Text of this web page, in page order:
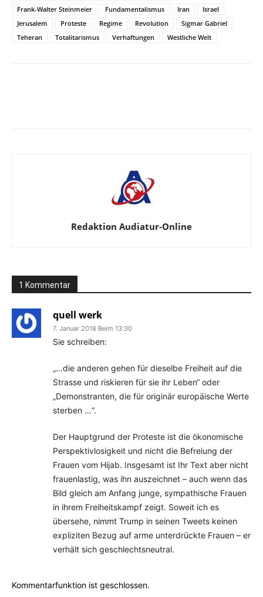
Frank-Walter Steinmeier
Fundamentalismus Iran
Israel
Jerusalem
Proteste Regime Revolution
Sigmar Gabriel
Teheran
Totalitarismus Verhaftungen Westliche Welt
Redaktion Audiatur-Online
1 Kommentar
quell werk
7. Januar 2018 Beim 13:30
Sie schreiben:
„…die anderen gehen für dieselbe Freiheit auf die
Strasse und riskieren für sie ihr Leben“ oder
„Demonstranten, die für originär europäische Werte
sterben …“.
Der Hauptgrund der Proteste ist die ökonomische
Perspektivlosigkeit und nicht die Befreiung der
Frauen vom Hijab. Insgesamt ist Ihr Text aber nicht
frauenlastig, was ihn auszeichnet – auch wenn das
Bild gleich am Anfang junge, sympathische Frauen
in ihrem Freiheitskampf zeigt. Soweit ich es
übersehe, nimmt Trump in seinen Tweets keinen
expliziten Bezug auf arme unterdrückte Frauen – er
verhält sich geschlechtsneutral.
Kommentarfunktion ist geschlossen.